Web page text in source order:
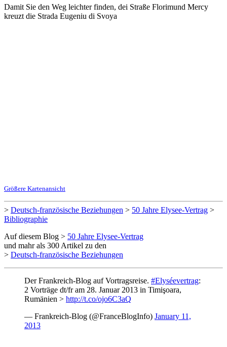
Damit Sie den Weg leichter finden, dei Straße Florimund Mercy
kreuzt die Strada Eugeniu di Svoya
Größere Kartenansicht
> Deutsch-französische Beziehungen > 50 Jahre Elysee-Vertrag >
Bibliographie
Auf diesem Blog > 50 Jahre Elysee-Vertrag
und mahr als 300 Artikel zu den
> Deutsch-französische Beziehungen
Der Frankreich-Blog auf Vortragsreise. #Elyséevertrag:
2 Vorträge dt/fr am 28. Januar 2013 in Timişoara,
Rumänien > http://t.co/ojo6C3aQ
— Frankreich-Blog (@FranceBlogInfo) January 11,
2013